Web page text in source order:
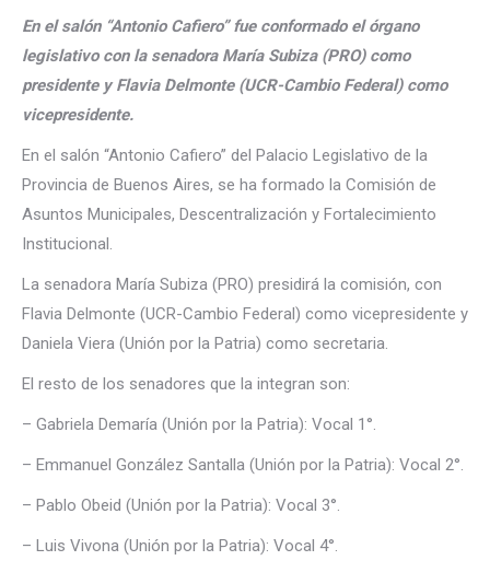
En el salón “Antonio Cafiero” fue conformado el órgano
legislativo con la senadora María Subiza (PRO) como
presidente y Flavia Delmonte (UCR-Cambio Federal) como
vicepresidente.
En el salón “Antonio Cafiero” del Palacio Legislativo de la
Provincia de Buenos Aires, se ha formado la Comisión de
Asuntos Municipales, Descentralización y Fortalecimiento
Institucional.
La senadora María Subiza (PRO) presidirá la comisión, con
Flavia Delmonte (UCR-Cambio Federal) como vicepresidente y
Daniela Viera (Unión por la Patria) como secretaria.
El resto de los senadores que la integran son:
– Gabriela Demaría (Unión por la Patria): Vocal 1°.
– Emmanuel González Santalla (Unión por la Patria): Vocal 2°.
– Pablo Obeid (Unión por la Patria): Vocal 3°.
– Luis Vivona (Unión por la Patria): Vocal 4°.